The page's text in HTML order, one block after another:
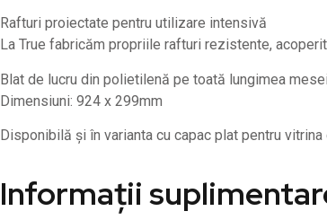
Rafturi proiectate pentru utilizare intensivă
La True fabricăm propriile rafturi rezistente,
Blat de lucru din polietilenă pe toată lungimea mesei
Dimensiuni: 924 x 299mm
Disponibilă și în varianta cu capac plat pentru
Informații